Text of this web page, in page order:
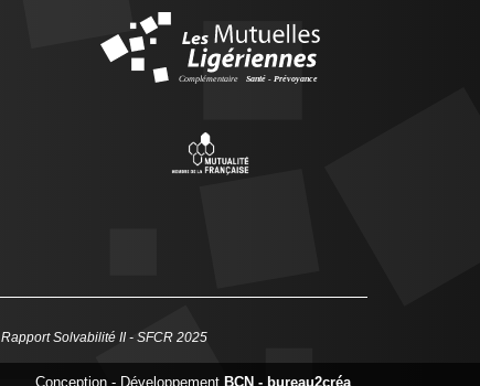
Rapport Solvabilité II - SFCR 2025
Conception - Développement BCN - bureau2créa